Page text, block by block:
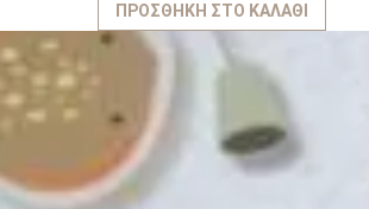
ΠΡΟΣΘΉΚΗ ΣΤΟ ΚΑΛΆΘΙ